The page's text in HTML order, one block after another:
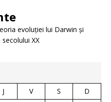
evoluției lui Darwin și
XX
J V S
D